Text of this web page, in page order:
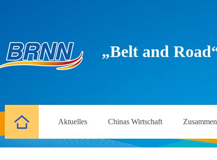
„Belt and
Aktuelles Chinas Wirtschaft